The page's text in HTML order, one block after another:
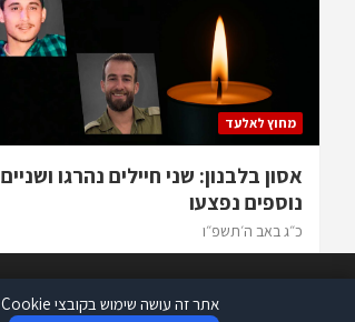
מחוץ לאלעד
אסון בלבנון: שני חיילים נהרגו ושניים
נוספים נפצעו
כ״ג באב ה׳תשפ״ו
אתר זה עושה שימוש בקובצי Cookie לצורך שיפור חווית המשתמש ומעקב סטטיסטי. המשך שימוש באתר כפוף לתנאי השימוש ולמדיניות הפרטיות.